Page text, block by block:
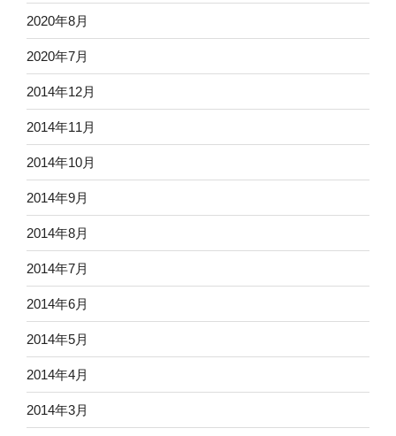
2020年8月
2020年7月
2014年12月
2014年11月
2014年10月
2014年9月
2014年8月
2014年7月
2014年6月
2014年5月
2014年4月
2014年3月